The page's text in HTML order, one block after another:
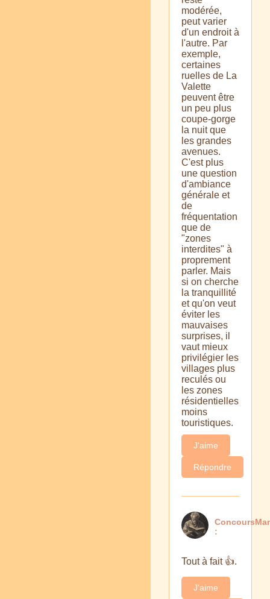
modérée,
peut varier
d'un endroit à
l'autre. Par
exemple,
certaines
ruelles de La
Valette
peuvent être
un peu plus
coupe-gorge
la nuit que
les grandes
avenues.
C'est plus
une question
d'ambiance
générale et
de
fréquentation
que de
"zones
interdites" à
proprement
parler. Mais
si on cherche
la tranquillité
et qu'on veut
éviter les
mauvaises
surprises, il
vaut mieux
privilégier les
villages plus
reculés ou
les zones
résidentielles
moins
touristiques.
J'aime
Répondre
:
Tout à fait 👍.
J'aime